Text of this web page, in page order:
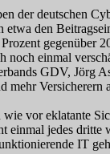
der deutschen
den
gegenüber
noch einmal
GDV, Jörg
Versicherern
vor eklatante
einmal jedes dritte
IT